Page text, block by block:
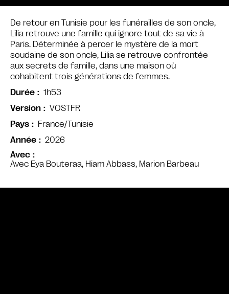
Avec
Avec Eya Bouteraa, Hiam Abbass, Marion Barbeau
De retour en Tunisie pour les funérailles de son oncle,
Lilia retrouve une famille qui ignore tout de sa vie à
Paris. Déterminée à percer le mystère de la mort
soudaine de son oncle, Lilia se retrouve confrontée
aux secrets de famille, dans une maison où
cohabitent trois générations de femmes.
Durée
1h53
Version
VOSTFR
Pays
France/Tunisie
Année
2026